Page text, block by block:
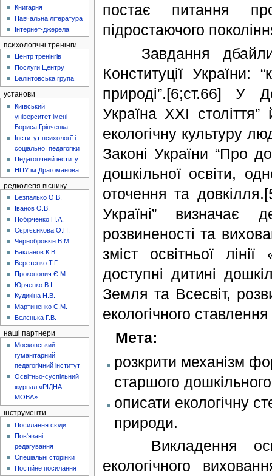
постає питання
підростаючого
Завдання
Конституції України:
природі”.[6;ст.66] У
Україна ХХІ
екологічну культуру
Законі України “Про
дошкільної освіти,
оточення та
Україні” визначає
розвиненості та
зміст освітньої
доступні дитині
Земля та Всесвіт,
екологічного
Мета:
розкрити механізм
старшого дошкільного
описати екологічну
природи.
Викладення
екологічного
Книгарня
Навчальна література
Інтернет-джерела
психологічні тренінги
Центр тренінгів
Послуги Центру
Балінтовська група
установи
Київський
університет імені
Бориса Грінченка
Інститут психології і
соціальної педагогіки
Педагогічний інститут
НПУ ім.Драгоманова
редколегія віснику
Безпалько О.В.
Іванов О.В.
Побірченко Н.А.
Сєргєєнкова О.П.
Чернобровкін В.М.
Бакланов К.В.
Веретенко Т.Г.
Прокопович Є.М.
Юрченко В.І.
Кудикіна Н.В.
Мартиненко С.М.
Бєлєнька Г.В.
наші партнери
Московський
гуманітарний
педагогічний інститут
Освітньо-суспільний
журнал «РІДНА
МОВА»
інструменти
Посилання сюди
Пов'язані
редагування
Спеціальні сторінки
Постійне посилання